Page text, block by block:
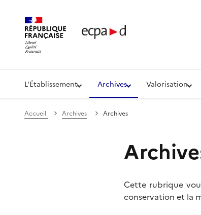
Établissement de communication et de
L'Établissement Archives Valorisation
Accueil Archives Archives
Cette rubrique
conservation et la